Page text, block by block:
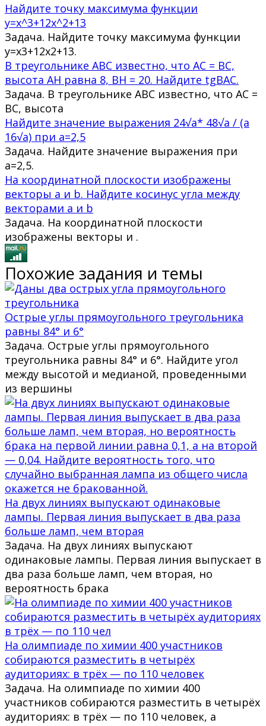
Найдите точку максимума функции
y=x^3+12x^2+13
Задача. Найдите точку максимума функции
у=х3+12х2+13.
В треугольнике ABC известно, что AC = BC,
высота AH равна 8, BH = 20. Найдите tgBAC.
Задача. В треугольнике ABC известно, что AC =
BC, высота
Найдите значение выражения 24√a* 48√a / (a
16√a) при a=2,5
Задача. Найдите значение выражения при
a=2,5.
На координатной плоскости изображены
векторы а и b. Найдите косинус угла между
векторами а и b
Задача. На координатной плоскости
изображены векторы и .
Похожие задания и темы
Острые углы прямоугольного треугольника
равны 84° и 6°
Задача. Острые углы прямоугольного
треугольника равны 84° и 6°. Найдите угол
между высотой и медианой, проведенными
из вершины
На двух линиях выпускают одинаковые
лампы. Первая линия выпускает в два раза
больше ламп, чем вторая
Задача. На двух линиях выпускают
одинаковые лампы. Первая линия выпускает в
два раза больше ламп, чем вторая, но
вероятность брака
На олимпиаде по химии 400 участников
собираются разместить в четырёх
аудиториях: в трёх — по 110 человек
Задача. На олимпиаде по химии 400
участников собираются разместить в четырёх
аудиториях: в трёх — по 110 человек, а